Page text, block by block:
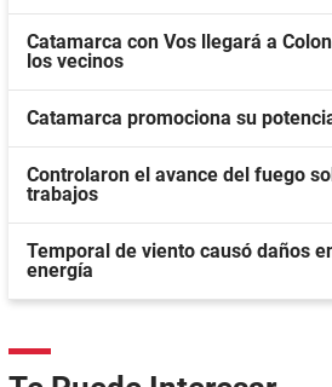
Catamarca con Vos llegará a
los vecinos
Catamarca promociona su
Controlaron el avance del fuego
trabajos
Temporal de viento causó daños
energía